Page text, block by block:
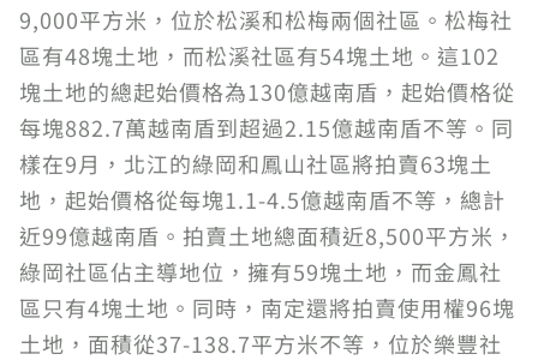
9,000平方米，位於松溪和松梅兩個社區。松梅社
區有48塊土地，而松溪社區有54塊土地。這102
塊土地的總起始價格為130億越南盾，起始價格從
每塊882.7萬越南盾到超過2.15億越南盾不等。同
樣在9月，北江的綠岡和鳳山社區將拍賣63塊土
地，起始價格從每塊1.1-4.5億越南盾不等，總計
近99億越南盾。拍賣土地總面積近8,500平方米，
綠岡社區佔主導地位，擁有59塊土地，而金鳳社
區只有4塊土地。同時，南定還將拍賣使用權96塊
土地，面積從37-138.7平方米不等，位於樂豐社